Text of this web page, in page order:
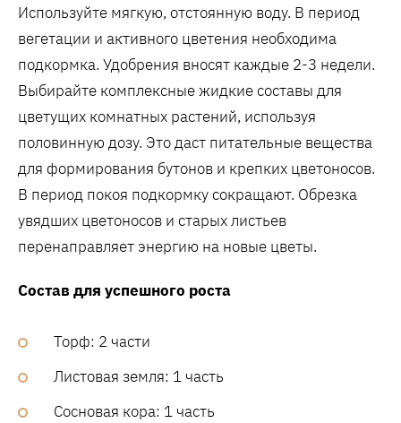
Используйте мягкую, отстоянную воду. В период
вегетации и активного цветения необходима
подкормка. Удобрения вносят каждые 2-3 недели.
Выбирайте комплексные жидкие составы для
цветущих комнатных растений, используя
половинную дозу. Это даст питательные вещества
для формирования бутонов и крепких цветоносов.
В период покоя подкормку сокращают. Обрезка
увядших цветоносов и старых листьев
перенаправляет энергию на новые цветы.
Состав для успешного роста
Торф: 2 части
Листовая земля: 1 часть
Сосновая кора: 1 часть